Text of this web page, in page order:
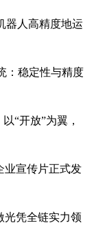
器人高精度地运
：稳定性与精度
“开放”为翼，
业宣传片正式发
光凭全链实力领